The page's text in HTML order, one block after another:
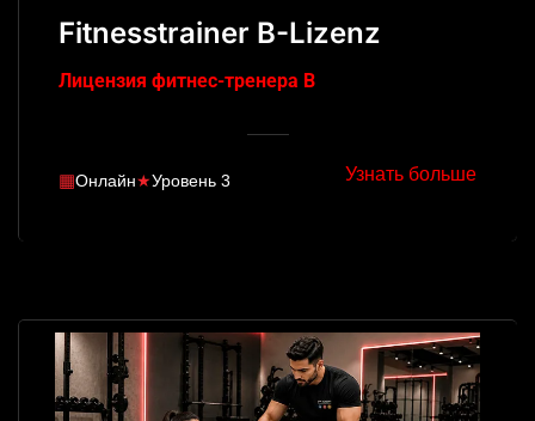
Fitnesstrainer B-Lizenz
Лицензия фитнес-тренера B
▦Онлайн★Уровень 3 Узнать больше